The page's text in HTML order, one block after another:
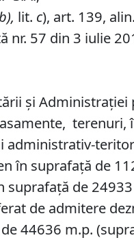
), lit. c), art. 139,
nr. 57 din 3 iulie
și
în suprafață de
suprafață de
de admitere
44636 m.p.